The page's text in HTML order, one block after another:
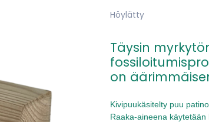
Höylätty
Täysin
on
Kivipuukäsitelty puu
Raaka-aineena